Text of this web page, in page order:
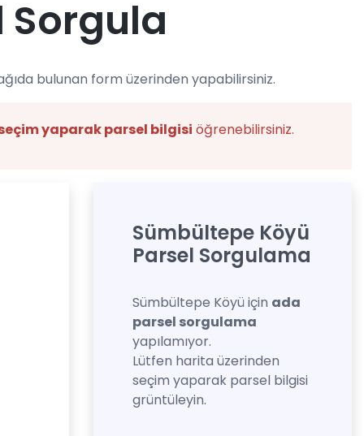
Sorgula
bulunan form üzerinden yapabilirsiniz.
yaparak parsel bilgisi öğrenebilirsiniz.
Sümbültepe Köyü
Parsel Sorgulama
Sümbültepe Köyü için ada
parsel sorgulama
yapılamıyor.
Lütfen harita üzerinden
seçim yaparak parsel bilgisi
grüntüleyin.